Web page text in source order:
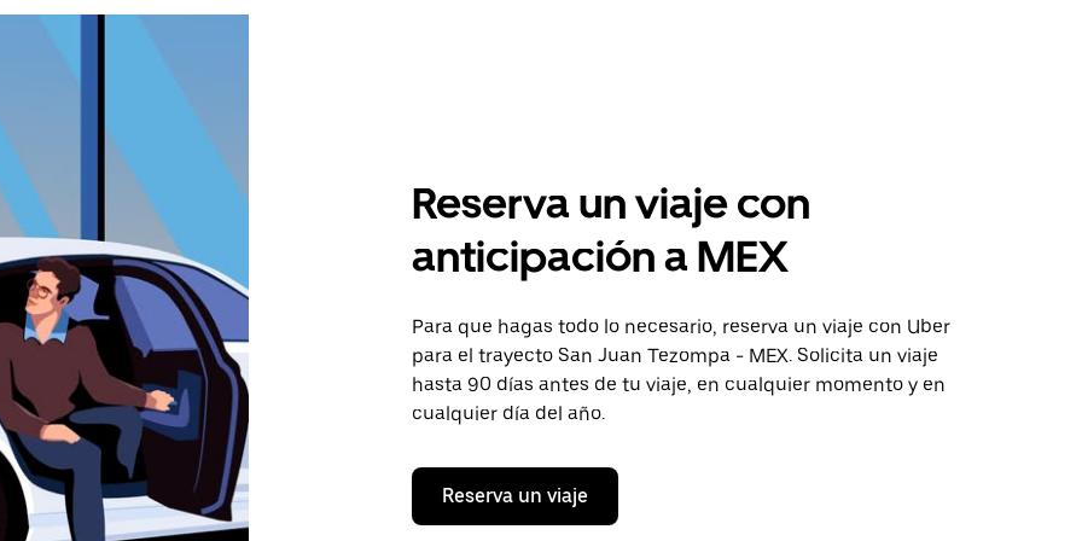
Reserva un viaje con
anticipación a MEX
Para que hagas todo lo necesario, reserva un viaje con Uber
para el trayecto San Juan Tezompa - MEX. Solicita un viaje
hasta 90 días antes de tu viaje, en cualquier momento y en
cualquier día del año.
Reserva un viaje